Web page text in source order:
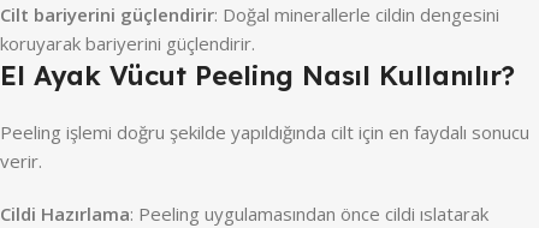
Cilt bariyerini güçlendirir: Doğal minerallerle cildin dengesini
koruyarak bariyerini güçlendirir.
El Ayak Vücut Peeling Nasıl Kullanılır?
Peeling işlemi doğru şekilde yapıldığında cilt için en faydalı sonucu
verir.
Cildi Hazırlama: Peeling uygulamasından önce cildi ıslatarak